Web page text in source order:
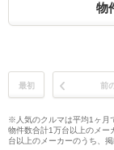
物
最初 前
※人気のクルマは平均1ヶ月
物件数合計1万台以上のメ
台以上のメーカーのうち、